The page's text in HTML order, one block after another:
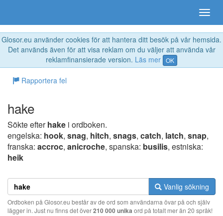
Glosor.eu använder cookies för att hantera ditt besök på vår hemsida.
Det används även för att visa reklam om du väljer att använda vår
reklamfinansierade version. Läs mer OK
Rapportera fel
hake
Sökte efterhake i ordboken.
engelska: hook, snag, hitch, snags, catch, latch, snap,
franska: accroc, anicroche, spanska: busilis, estniska:
heik
Vanlig sökning
Ordboken på Glosor.eu består av de ord som användarna övar på och själv
lägger in. Just nu finns det över210 000 unika ord på totalt mer än 20 språk!